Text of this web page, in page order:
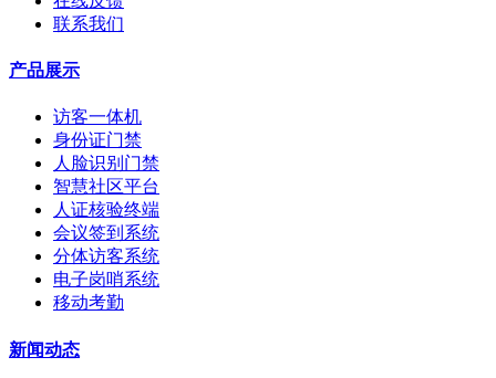
联系我们
产品展示
访客一体机
身份证门禁
人脸识别门禁
智慧社区平台
人证核验终端
会议签到系统
分体访客系统
电子岗哨系统
移动考勤
新闻动态